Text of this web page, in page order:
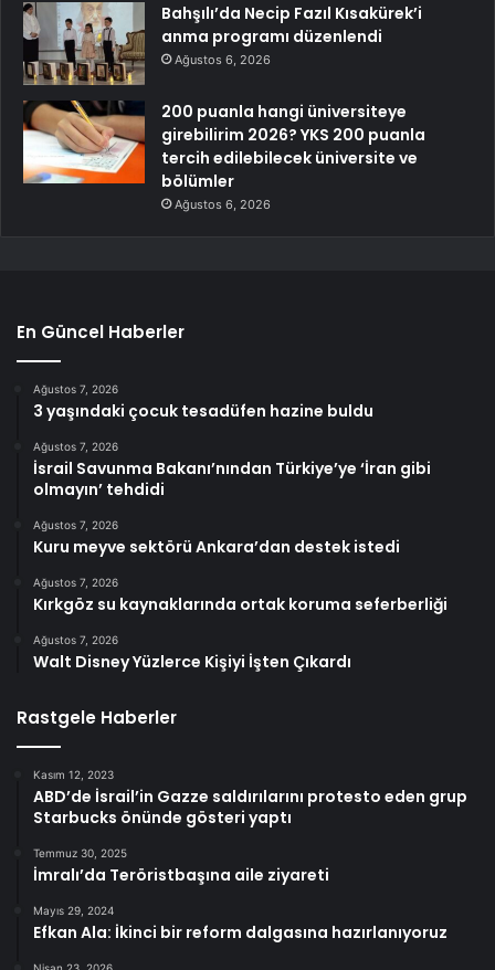
Bahşılı’da Necip Fazıl Kısakürek’i
anma programı düzenlendi
Ağustos 6, 2026
200 puanla hangi üniversiteye
girebilirim 2026? YKS 200 puanla
tercih edilebilecek üniversite ve
bölümler
Ağustos 6, 2026
En Güncel Haberler
Ağustos 7, 2026
3 yaşındaki çocuk tesadüfen hazine buldu
Ağustos 7, 2026
İsrail Savunma Bakanı’nından Türkiye’ye ‘İran gibi
olmayın’ tehdidi
Ağustos 7, 2026
Kuru meyve sektörü Ankara’dan destek istedi
Ağustos 7, 2026
Kırkgöz su kaynaklarında ortak koruma seferberliği
Ağustos 7, 2026
Walt Disney Yüzlerce Kişiyi İşten Çıkardı
Rastgele Haberler
Kasım 12, 2023
ABD’de İsrail’in Gazze saldırılarını protesto eden grup
Starbucks önünde gösteri yaptı
Temmuz 30, 2025
İmralı’da Teröristbaşına aile ziyareti
Mayıs 29, 2024
Efkan Ala: İkinci bir reform dalgasına hazırlanıyoruz
Nisan 23, 2026